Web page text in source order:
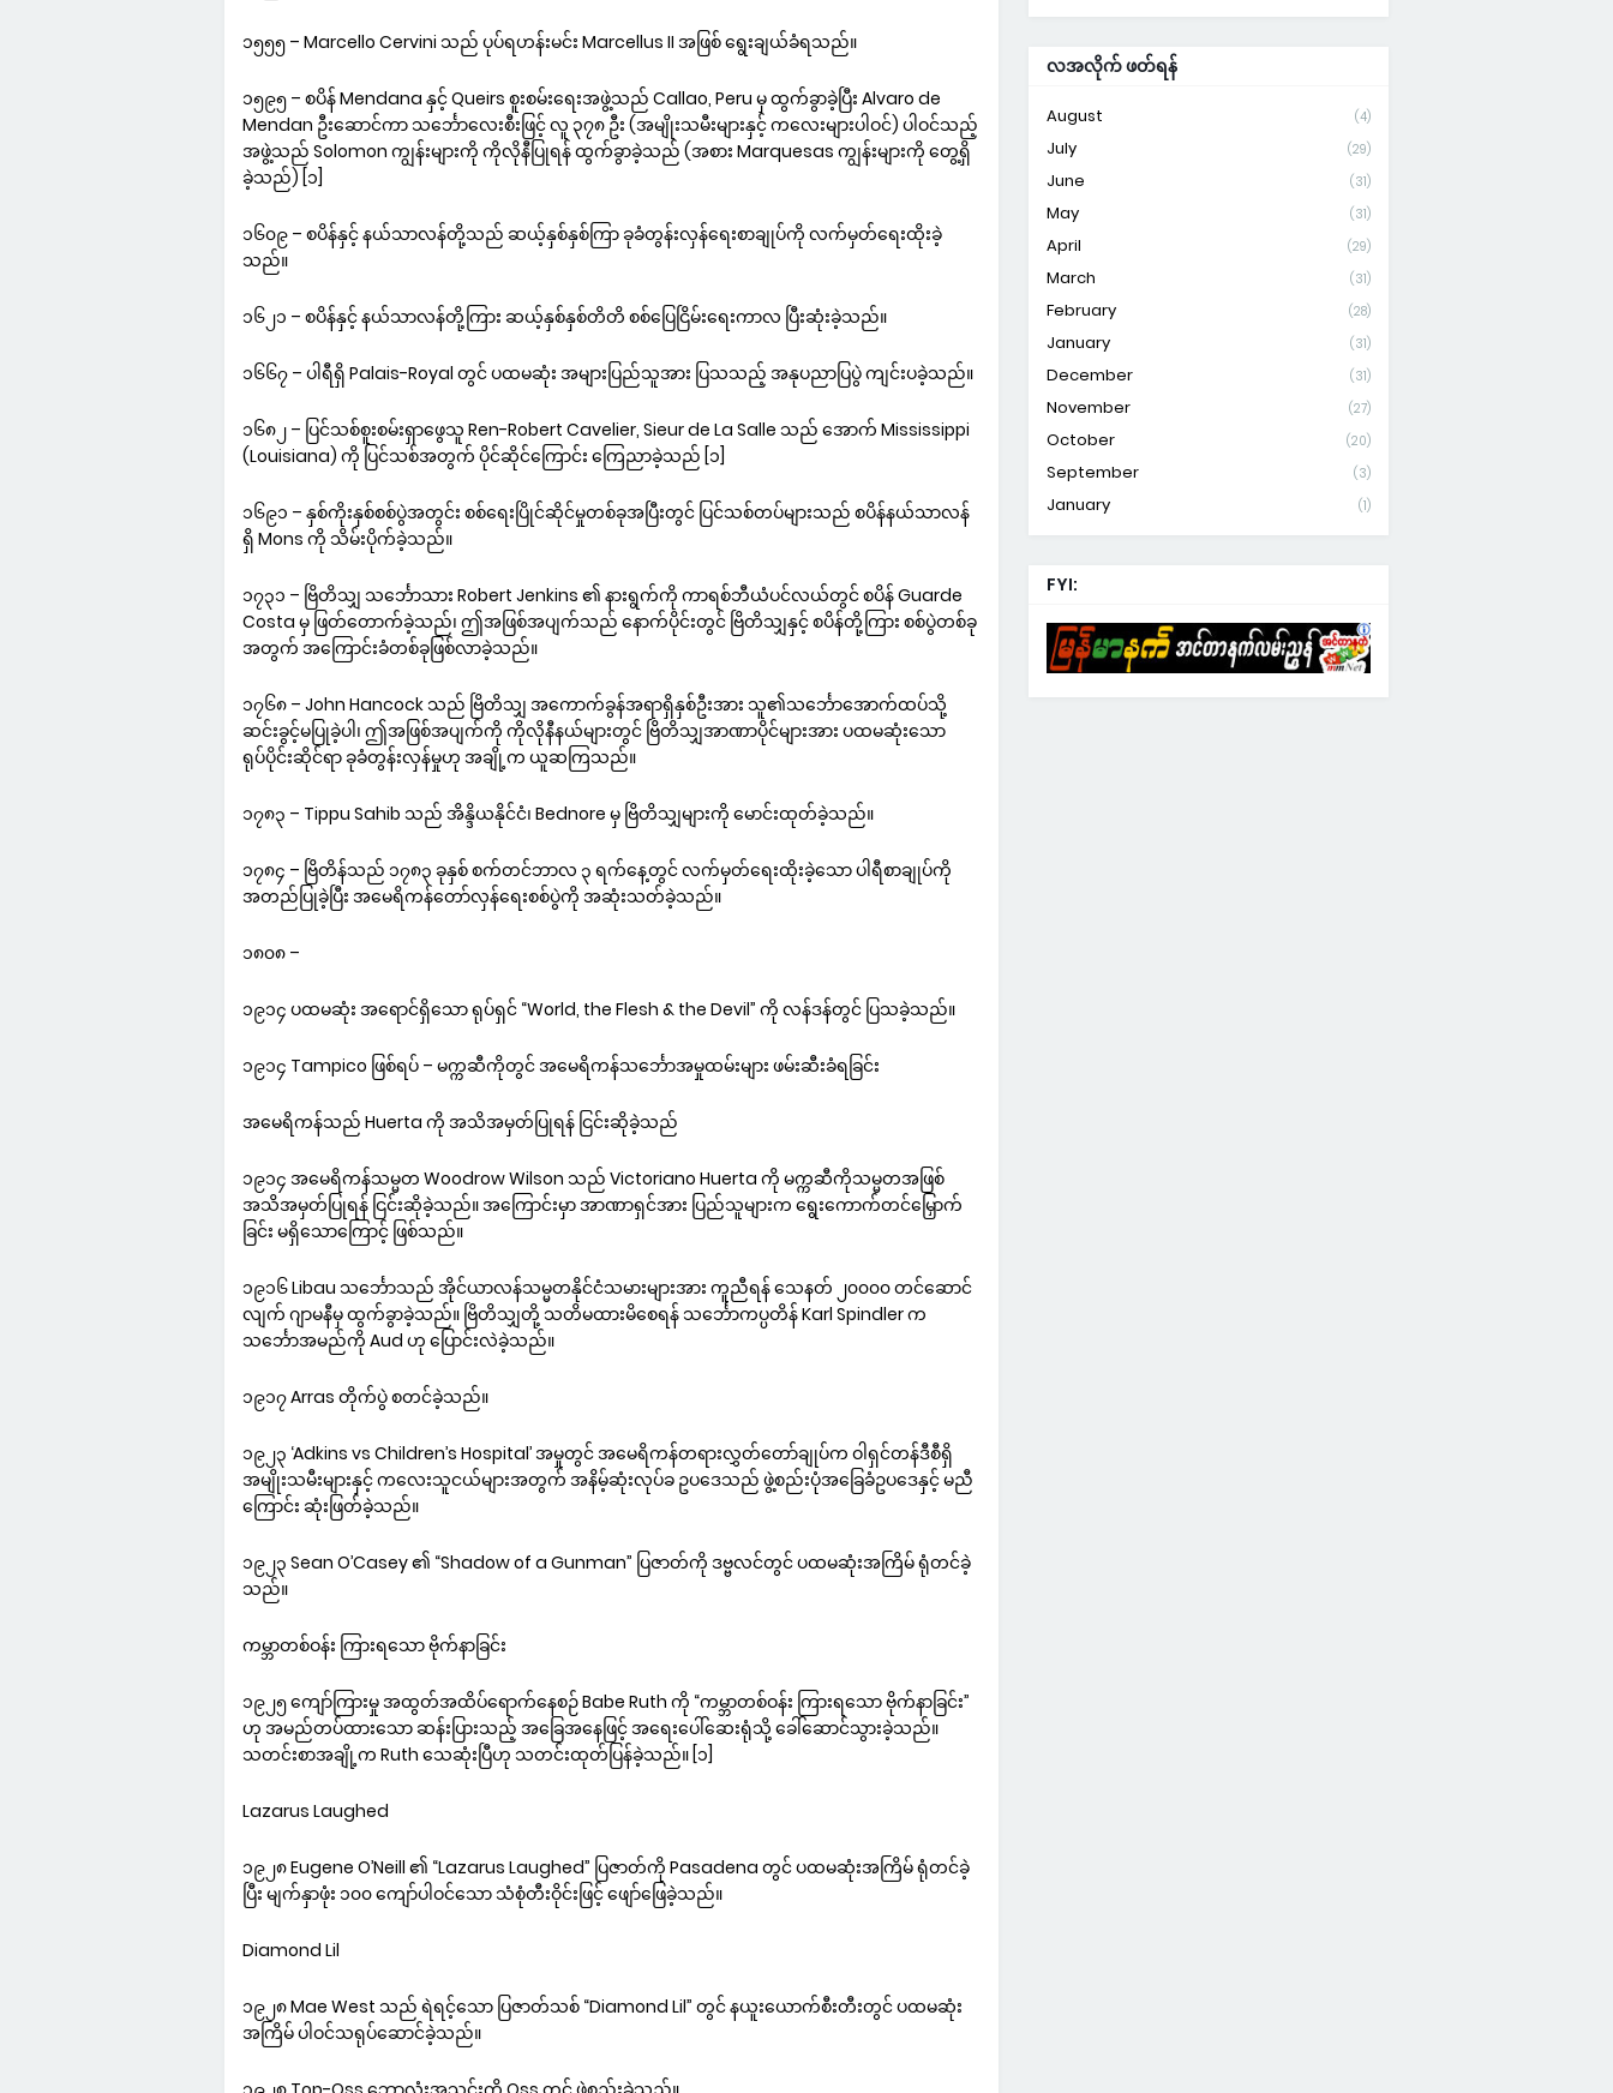
၁၅၅၅ – Marcello Cervini သည် ပုပ်ရဟန်းမင်း Marcellus II အဖြစ် ရွေးချယ်ခံရသည်။
၁၅၉၅ – စပိန် Mendana နှင့် Queirs စူးစမ်းရေးအဖွဲ့သည် Callao, Peru မှ ထွက်ခွာခဲ့ပြီး Alvaro de
Mendan ဦးဆောင်ကာ သင်္ဘောလေးစီးဖြင့် လူ ၃၇၈ ဦး (အမျိုးသမီးများနှင့် ကလေးများပါဝင်) ပါဝင်သည့်
အဖွဲ့သည် Solomon ကျွန်းများကို ကိုလိုနီပြုရန် ထွက်ခွာခဲ့သည် (အစား Marquesas ကျွန်းများကို တွေ့ရှိ
ခဲ့သည်) [၁]
၁၆၀၉ – စပိန်နှင့် နယ်သာလန်တို့သည် ဆယ့်နှစ်နှစ်ကြာ ခုခံတွန်းလှန်ရေးစာချုပ်ကို လက်မှတ်ရေးထိုးခဲ့
သည်။
၁၆၂၁ – စပိန်နှင့် နယ်သာလန်တို့ကြား ဆယ့်နှစ်နှစ်တိတိ စစ်ပြေငြိမ်းရေးကာလ ပြီးဆုံးခဲ့သည်။
၁၆၆၇ – ပါရီရှိ Palais-Royal တွင် ပထမဆုံး အများပြည်သူအား ပြသသည့် အနုပညာပြပွဲ ကျင်းပခဲ့သည်။
၁၆၈၂ – ပြင်သစ်စူးစမ်းရှာဖွေသူ Ren-Robert Cavelier, Sieur de La Salle သည် အောက် Mississippi
(Louisiana) ကို ပြင်သစ်အတွက် ပိုင်ဆိုင်ကြောင်း ကြေညာခဲ့သည် [၁]
၁၆၉၁ – နှစ်ကိုးနှစ်စစ်ပွဲအတွင်း စစ်ရေးပြိုင်ဆိုင်မှုတစ်ခုအပြီးတွင် ပြင်သစ်တပ်များသည် စပိန်နယ်သာလန်
ရှိ Mons ကို သိမ်းပိုက်ခဲ့သည်။
၁၇၃၁ – ဗြိတိသျှ သင်္ဘောသား Robert Jenkins ၏ နားရွက်ကို ကာရစ်ဘီယံပင်လယ်တွင် စပိန် Guarde
Costa မှ ဖြတ်တောက်ခဲ့သည်၊ ဤအဖြစ်အပျက်သည် နောက်ပိုင်းတွင် ဗြိတိသျှနှင့် စပိန်တို့ကြား စစ်ပွဲတစ်ခု
အတွက် အကြောင်းခံတစ်ခုဖြစ်လာခဲ့သည်။
၁၇၆၈ – John Hancock သည် ဗြိတိသျှ အကောက်ခွန်အရာရှိနှစ်ဦးအား သူ၏သင်္ဘောအောက်ထပ်သို့
ဆင်းခွင့်မပြုခဲ့ပါ၊ ဤအဖြစ်အပျက်ကို ကိုလိုနီနယ်များတွင် ဗြိတိသျှအာဏာပိုင်များအား ပထမဆုံးသော
ရုပ်ပိုင်းဆိုင်ရာ ခုခံတွန်းလှန်မှုဟု အချို့က ယူဆကြသည်။
၁၇၈၃ – Tippu Sahib သည် အိန္ဒိယနိုင်ငံ၊ Bednore မှ ဗြိတိသျှများကို မောင်းထုတ်ခဲ့သည်။
၁၇၈၄ – ဗြိတိန်သည် ၁၇၈၃ ခုနှစ် စက်တင်ဘာလ ၃ ရက်နေ့တွင် လက်မှတ်ရေးထိုးခဲ့သော ပါရီစာချုပ်ကို
အတည်ပြုခဲ့ပြီး အမေရိကန်တော်လှန်ရေးစစ်ပွဲကို အဆုံးသတ်ခဲ့သည်။
၁၈၀၈ –
၁၉၁၄ ပထမဆုံး အရောင်ရှိသော ရုပ်ရှင် “World, the Flesh & the Devil” ကို လန်ဒန်တွင် ပြသခဲ့သည်။
၁၉၁၄ Tampico ဖြစ်ရပ် – မက္ကဆီကိုတွင် အမေရိကန်သင်္ဘောအမှုထမ်းများ ဖမ်းဆီးခံရခြင်း
အမေရိကန်သည် Huerta ကို အသိအမှတ်ပြုရန် ငြင်းဆိုခဲ့သည်
၁၉၁၄ အမေရိကန်သမ္မတ Woodrow Wilson သည် Victoriano Huerta ကို မက္ကဆီကိုသမ္မတအဖြစ်
အသိအမှတ်ပြုရန် ငြင်းဆိုခဲ့သည်။ အကြောင်းမှာ အာဏာရှင်အား ပြည်သူများက ရွေးကောက်တင်မြှောက်
ခြင်း မရှိသောကြောင့် ဖြစ်သည်။
၁၉၁၆ Libau သင်္ဘောသည် အိုင်ယာလန်သမ္မတနိုင်ငံသမားများအား ကူညီရန် သေနတ် ၂၀၀၀၀ တင်ဆောင်
လျက် ဂျာမနီမှ ထွက်ခွာခဲ့သည်။ ဗြိတိသျှတို့ သတိမထားမိစေရန် သင်္ဘောကပ္ပတိန် Karl Spindler က
သင်္ဘောအမည်ကို Aud ဟု ပြောင်းလဲခဲ့သည်။
၁၉၁၇ Arras တိုက်ပွဲ စတင်ခဲ့သည်။
၁၉၂၃ ‘Adkins vs Children’s Hospital’ အမှုတွင် အမေရိကန်တရားလွှတ်တော်ချုပ်က ဝါရှင်တန်ဒီစီရှိ
အမျိုးသမီးများနှင့် ကလေးသူငယ်များအတွက် အနိမ့်ဆုံးလုပ်ခ ဥပဒေသည် ဖွဲ့စည်းပုံအခြေခံဥပဒေနှင့် မညီ
ကြောင်း ဆုံးဖြတ်ခဲ့သည်။
၁၉၂၃ Sean O’Casey ၏ “Shadow of a Gunman” ပြဇာတ်ကို ဒဗ္ဗလင်တွင် ပထမဆုံးအကြိမ် ရုံတင်ခဲ့
သည်။
ကမ္ဘာတစ်ဝန်း ကြားရသော ဗိုက်နာခြင်း
၁၉၂၅ ကျော်ကြားမှု အထွတ်အထိပ်ရောက်နေစဉ် Babe Ruth ကို “ကမ္ဘာတစ်ဝန်း ကြားရသော ဗိုက်နာခြင်း”
ဟု အမည်တပ်ထားသော ဆန်းပြားသည့် အခြေအနေဖြင့် အရေးပေါ်ဆေးရုံသို့ ခေါ်ဆောင်သွားခဲ့သည်။
သတင်းစာအချို့က Ruth သေဆုံးပြီဟု သတင်းထုတ်ပြန်ခဲ့သည်။ [၁]
Lazarus Laughed
၁၉၂၈ Eugene O’Neill ၏ “Lazarus Laughed” ပြဇာတ်ကို Pasadena တွင် ပထမဆုံးအကြိမ် ရုံတင်ခဲ့
ပြီး မျက်နှာဖုံး ၁၀၀ ကျော်ပါဝင်သော သံစုံတီးဝိုင်းဖြင့် ဖျော်ဖြေခဲ့သည်။
Diamond Lil
၁၉၂၈ Mae West သည် ရဲရင့်သော ပြဇာတ်သစ် “Diamond Lil” တွင် နယူးယောက်စီးတီးတွင် ပထမဆုံး
အကြိမ် ပါဝင်သရုပ်ဆောင်ခဲ့သည်။
လအလိုက် ဖတ်ရန်
August (4)
July (29)
June (31)
May (31)
April (29)
March (31)
February (28)
January (31)
December (31)
November (27)
October (20)
September (3)
January (1)
FYI: